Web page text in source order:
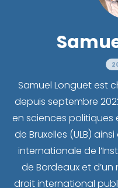
Samuel Longuet est
depuis septembre
en sciences politiques
de Bruxelles (ULB)
internationale de
de Bordeaux et
droit international